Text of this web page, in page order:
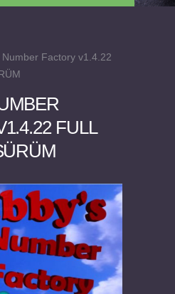
v1.25 FULL APK
Number Factory v1.4.22
FULL